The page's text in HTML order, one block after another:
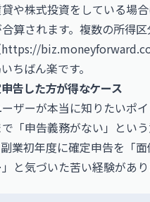
や株式投資をしている場
算されます。複数の所得
https://
ちばん楽です。
告した方が得なケース
ザーが本当に知りたいポ
「申告義務がない」とい
業初年度に確定申告を「
と気づいた苦い経験があり